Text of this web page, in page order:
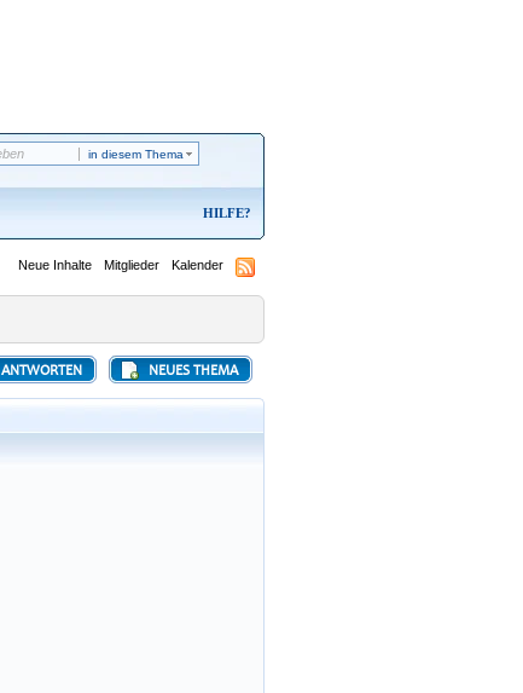
in diesem Thema
HILFE
Neue Inhalte Mitglieder Kalender
NEUES THEMA
ANTWORTEN